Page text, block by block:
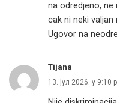
na odredjeno, ne
cak ni neki valjan
Ugovor na
Tijana
13. јул 2026. у 9:10